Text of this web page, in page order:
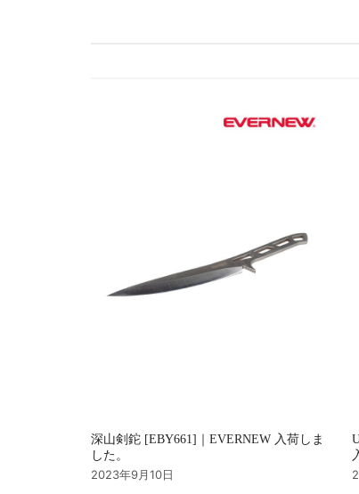
深山剣鉈 [EBY661]｜EVERNEW 入荷しま
した。
2023年9月10日